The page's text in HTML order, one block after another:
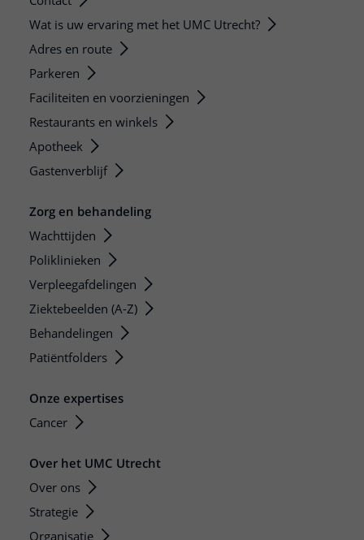
Wat is uw ervaring met het UMC Utrecht?
Adres en route
Parkeren
Faciliteiten en voorzieningen
Restaurants en winkels
Apotheek
Gastenverblijf
Zorg en behandeling
Wachttijden
Poliklinieken
Verpleegafdelingen
Ziektebeelden (A-Z)
Behandelingen
Patiëntfolders
Onze expertises
Cancer
Over het UMC Utrecht
Over ons
Strategie
Organisatie